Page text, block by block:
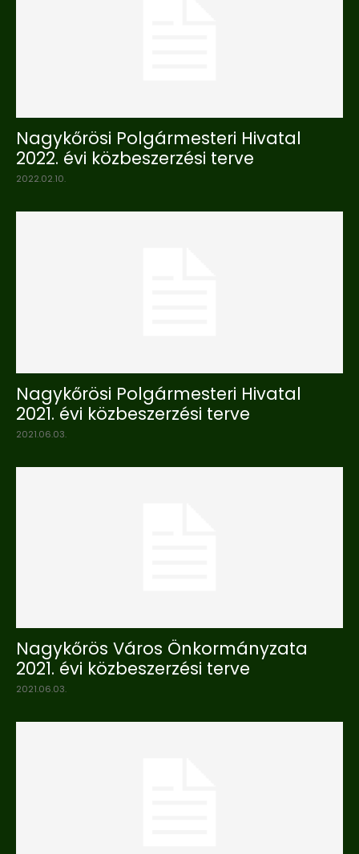
Nagykőrösi Polgármesteri Hivatal
2022. évi közbeszerzési terve
2022.02.10.
Nagykőrösi Polgármesteri Hivatal
2021. évi közbeszerzési terve
2021.06.03.
Nagykőrös Város Önkormányzata
2021. évi közbeszerzési terve
2021.06.03.